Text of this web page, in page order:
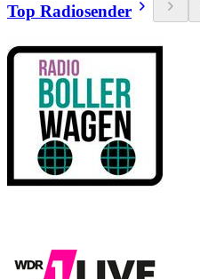
Top Radiosender